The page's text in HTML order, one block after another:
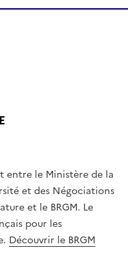
L
T
É
,
É
G
A
L
entre le Ministère de la
et des Négociations
et le BRGM. Le
pour les
Découvrir le BRGM